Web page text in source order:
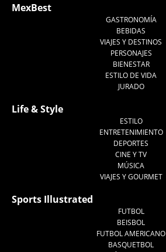
MexBest
GASTRONOMÍA
BEBIDAS
VIAJES Y DESTINOS
PERSONAJES
BIENESTAR
ESTILO DE VIDA
JURADO
Life & Style
ESTILO
ENTRETENIMIENTO
DEPORTES
CINE Y TV
MÚSICA
VIAJES Y GOURMET
Sports Illustrated
FUTBOL
BEISBOL
FUTBOL AMERICANO
BASQUETBOL